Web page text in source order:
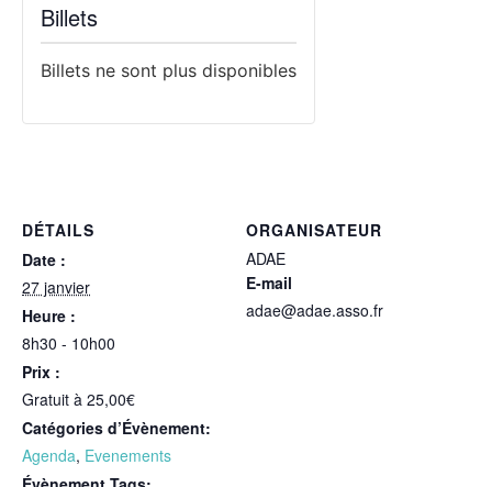
DÉTAILS
Date :
27 janvier
Heure :
8h30 - 10h00
Prix :
Gratuit à 25,00€
Catégories d’Évènement:
Agenda, Evenements
ORGANISATEUR
ADAE
E-mail
adae@adae.asso.fr
Billets
Billets ne sont plus disponibles